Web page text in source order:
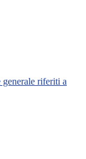
riferiti a